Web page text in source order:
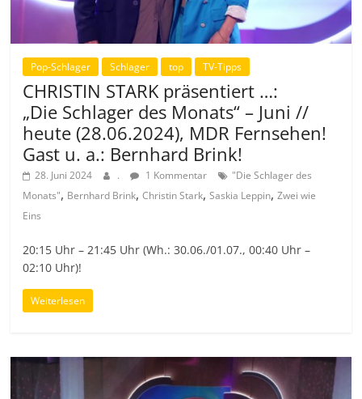
Pop-Schlager Schlager top TV-Tipps
CHRISTIN STARK präsentiert …:
„Die Schlager des Monats“ – Juni //
heute (28.06.2024), MDR Fernsehen!
Gast u. a.: Bernhard Brink!
28. Juni 2024 . 1 Kommentar
"Die Schlager des
Monats", Bernhard Brink,Christin Stark,Saskia Leppin,Zwei wie
Eins
20:15 Uhr – 21:45 Uhr (Wh.: 30.06./01.07., 00:40 Uhr –
02:10 Uhr)!
Weiterlesen